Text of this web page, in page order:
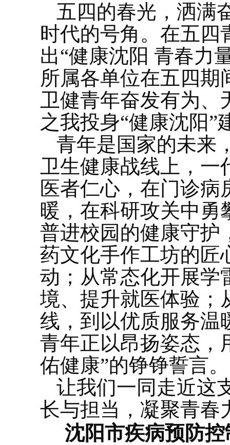
五四的春光，洒满
时代的号角。在五四
出“健康沈阳 青春力
所属各单位在五四期
卫健青年奋发有为、
之我投身“健康沈阳”
青年是国家的未来
卫生健康战线上，一
医者仁心，在门诊
暖，在科研攻关中勇
普进校园的健康守护
药文化手作工坊的匠
动；从常态化开展学
境、提升就医体验；
线，到以优质服务
青年正以昂扬姿态，
佑健康”的铮铮誓言。
让我们一同走近这
长与担当，凝聚青春
沈阳市疾病预防